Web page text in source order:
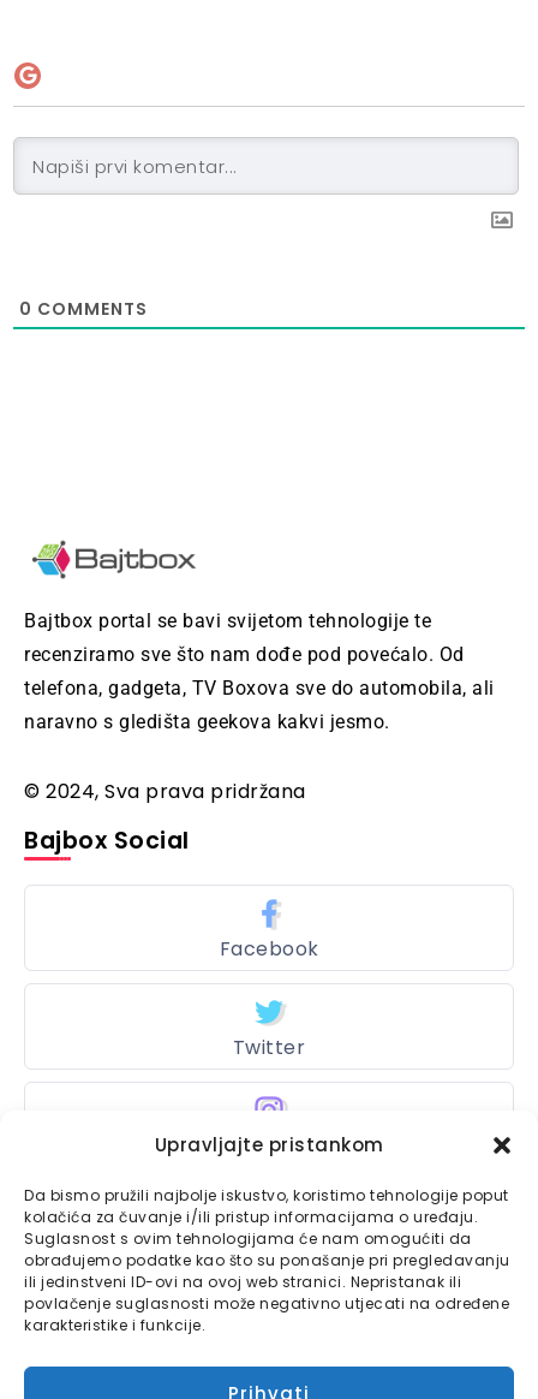
Upravljajte pristankom
Da bismo pružili najbolje iskustvo, koristimo tehnologije poput
kolačića za čuvanje i/ili pristup informacijama o uređaju.
Suglasnost s ovim tehnologijama će nam omogućiti da
obrađujemo podatke kao što su ponašanje pri pregledavanju
ili jedinstveni ID-ovi na ovoj web stranici. Nepristanak ili
povlačenje suglasnosti može negativno utjecati na određene
karakteristike i funkcije.
Prihvati
0 COMMENTS
Bajtbox portal se bavi svijetom tehnologije te
recenziramo sve što nam dođe pod povećalo. Od
telefona, gadgeta, TV Boxova sve do automobila, ali
naravno s gledišta geekova kakvi jesmo.
© 2024, Sva prava pridržana
Bajbox Social
Facebook
Twitter
Instagram
Bajtbox
Linkovi
Kontaktirajte nas
Bajtbox koristi
usluge.